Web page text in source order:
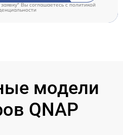
Вы соглашаетесь cполитикой
модели
QNAP